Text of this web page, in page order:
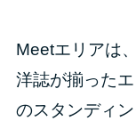
Meetエリアは
洋誌が揃った
のスタンディ